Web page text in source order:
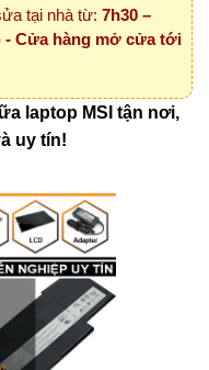
tại nhà từ: 7h30 –
- Cửa hàng mở cửa tới
laptop MSI tận nơi,
uy tín!